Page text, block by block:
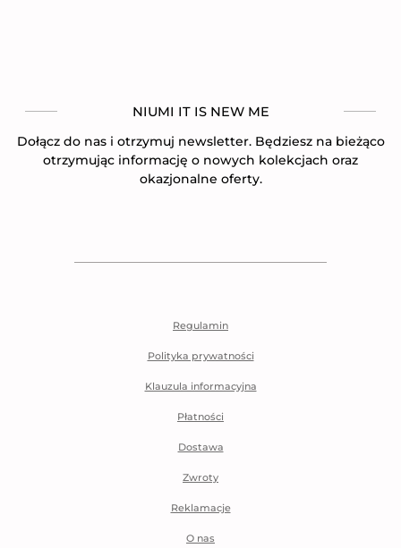
NIUMI IT IS NEW ME
Dołącz do nas i otrzymuj newsletter. Będziesz na bieżąco
otrzymując informację o nowych kolekcjach oraz
okazjonalne oferty.
Regulamin
Polityka prywatności
Klauzula informacyjna
Płatności
Dostawa
Zwroty
Reklamacje
O nas